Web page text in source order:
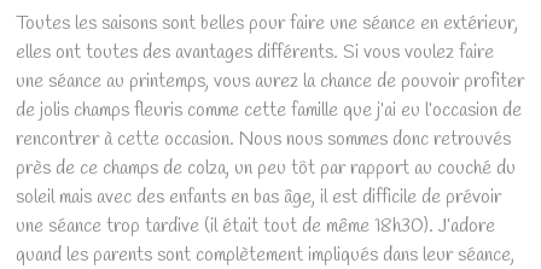
Toutes les saisons sont belles pour faire une séance en extérieur,
elles ont toutes des avantages différents. Si vous voulez faire
une séance au printemps, vous aurez la chance de pouvoir profiter
de jolis champs fleuris comme cette famille que j’ai eu l’occasion de
rencontrer à cette occasion. Nous nous sommes donc retrouvés
près de ce champs de colza, un peu tôt par rapport au couché du
soleil mais avec des enfants en bas âge, il est difficile de prévoir
une séance trop tardive (il était tout de même 18h30). J’adore
quand les parents sont complètement impliqués dans leur séance,